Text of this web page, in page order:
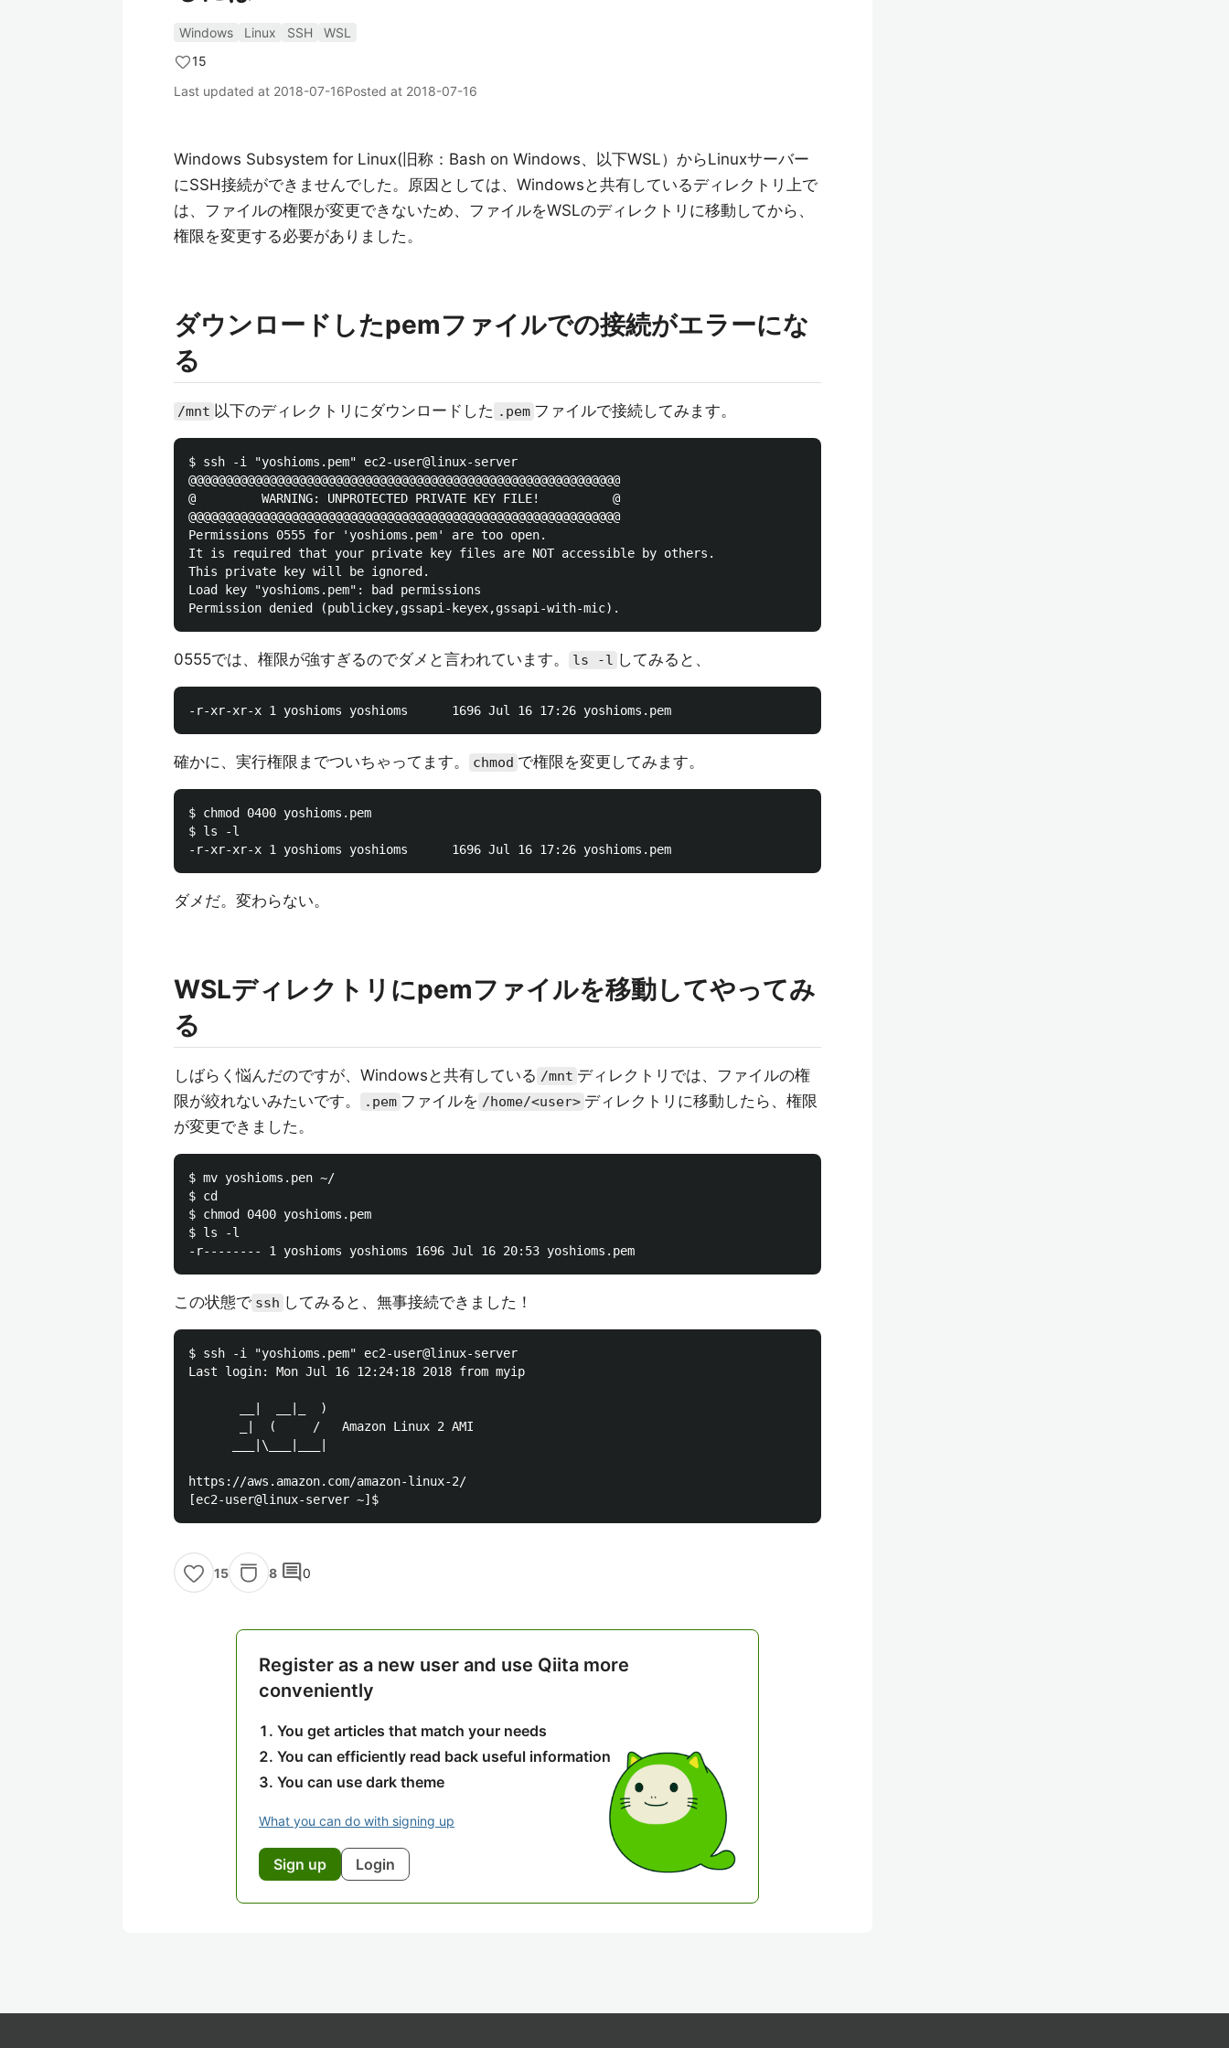
Windows Linux SSH
WSL
15
Last updated at 2018-07-16Posted at 2018-07-16
Windows Subsystem for Linux(旧称：Bash on Windows、以下WSL）からLinuxサーバー
にSSH接続ができませんでした。原因としては、Windowsと共有しているディレクトリ上で
は、ファイルの権限が変更できないため、ファイルをWSLのディレクトリに移動してから、
権限を変更する必要がありました。
ダウンロードしたpemファイルでの接続がエラーにな
る
/mnt 以下のディレクトリにダウンロードした .pem ファイルで接続してみます。
$ ssh -i "yoshioms.pem" ec2-user@linux-server
@@@@@@@@@@@@@@@@@@@@@@@@@@@@@@@@@@@@@@@@@@@@@@@@@@@@@@@@@@@
@         WARNING: UNPROTECTED PRIVATE KEY FILE!          @
@@@@@@@@@@@@@@@@@@@@@@@@@@@@@@@@@@@@@@@@@@@@@@@@@@@@@@@@@@@
Permissions 0555 for 'yoshioms.pem' are too open.
It is required that your private key files are NOT accessible by others.
This private key will be ignored.
Load key "yoshioms.pem": bad permissions
0555では、権限が強すぎるのでダメと言われています。 ls -l してみると、
確かに、実行権限までついちゃってます。 chmod で権限を変更してみます。
$ chmod 0400 yoshioms.pem
$ ls -l
ダメだ。変わらない。
WSLディレクトリにpemファイルを移動してやってみ
る
しばらく悩んだのですが、Windowsと共有している /mnt ディレクトリでは、ファイルの権
限が絞れないみたいです。
.pem ファイルを /home/<user> ディレクトリに移動したら、権限
が変更できました。
$ mv yoshioms.pen ~/
$ cd
$ chmod 0400 yoshioms.pem
$ ls -l
この状態で ssh してみると、無事接続できました！
$ ssh -i "yoshioms.pem" ec2-user@linux-server
Last login: Mon Jul 16 12:24:18 2018 from myip
       __|  __|_  )
       _|  (     /   Amazon Linux 2 AMI
      ___|\___|___|
https://aws.amazon.com/amazon-linux-2/
15 8 comment0
Register as a new user and use Qiita more
conveniently
You get articles that match your needs
You can efficiently read back useful information
You can use dark theme
What you can do with signing up
Sign up Login